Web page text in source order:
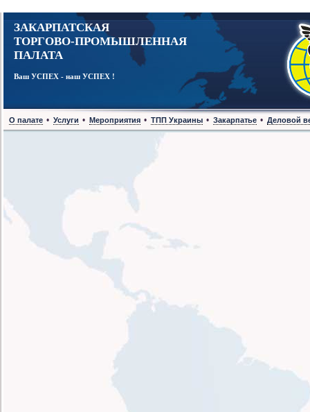
ЗАКАРПАТСКАЯ
ТОРГОВО-ПРОМЫШЛЕННАЯ
ПАЛАТА
Ваш УСПЕХ - наш УСПЕХ !
О палате • Услуги • Мероприятия • ТПП Украины • Закарпатье • Деловой